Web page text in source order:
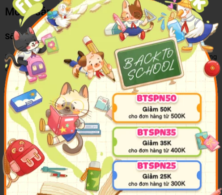
Mô tả sản phẩm
Sổ bìa giấy B6 LG-80405
Sản phẩm phù hợp với nhân viên văn phòng, học sinh sinh viên mang
theo bất cứ mọi nơi, rất vừa vặn để bỏ vào cặp, balo, túi xách…
Bìa sổ được sản xuất từ giấy bồi cứng cáp giúp hạn chế tình trạng
gãy hay cong vênh trong quá trình sử dụng. Sổ được thiết kế với
những chi tiết, hình ảnh thú vị, màu sắc tươi sáng chắc chắn sẽ chiếm
được cảm tình của người sử dụng, đặc biệt là giới trẻ.
Giấy sổ là loại giấy chất lượng cao, độ bền cao, bề mặt giấy mềm
mượt, viết êm, không thấm mực và không dễ quăn hay rách, nhàu.
Sản phẩm thích hợp là lựa chọn của bạn để sử dụng hoặc món quà